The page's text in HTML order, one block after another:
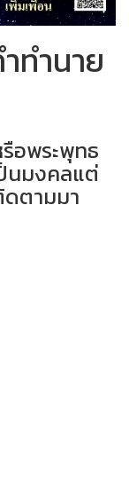
ทำนาย
อพระพุทธ
นมงคลแต่
ดตามมา